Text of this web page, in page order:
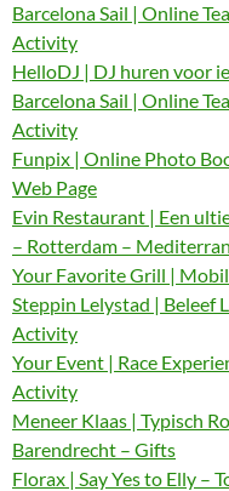
Barcelona Sail | Online
Activity
HelloDJ | DJ huren voor
Barcelona Sail | Online
Activity
Funpix | Online Photo
Web Page
Evin Restaurant | Een
– Rotterdam –
Your Favorite Grill |
Steppin Lelystad | Beleef
Activity
Your Event | Race
Activity
Meneer Klaas | Typisch
Barendrecht – Gifts
Florax | Say Yes to Elly –